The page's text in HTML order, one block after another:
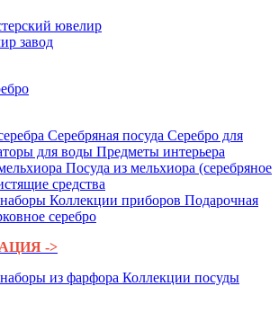
завод
Серебряная посуда Серебро для
для воды Предметы интерьера
Посуда из мельхиора (серебряное
средства
Коллекции приборов Подарочная
серебро
->
из фарфора Коллекции посуды